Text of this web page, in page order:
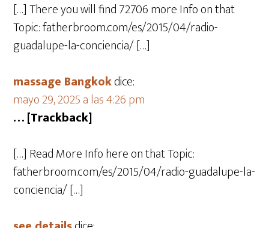
[…] There you will find 72706 more Info on that
Topic: fatherbroom.com/es/2015/04/radio-
guadalupe-la-conciencia/ […]
massage Bangkokdice:
mayo 29, 2025 a las 4:26 pm
… [Trackback]
[…] Read More Info here on that Topic:
fatherbroom.com/es/2015/04/radio-guadalupe-la-
conciencia/ […]